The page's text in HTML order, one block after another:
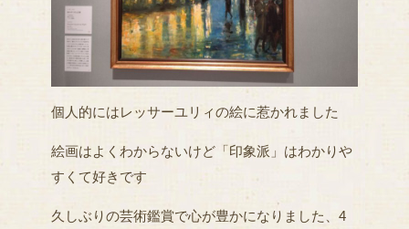
個人的にはレッサーユリィの絵に惹かれました
絵画はよくわからないけど「印象派」はわかりや
すくて好きです
久しぶりの芸術鑑賞で心が豊かになりました、4